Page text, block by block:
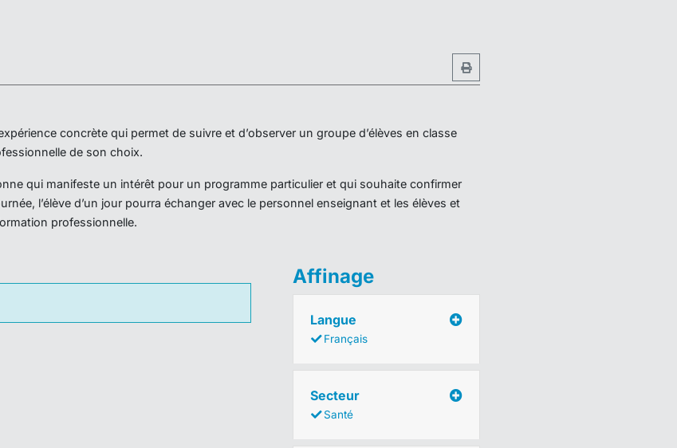
concrète qui permet de suivre et d’observer un groupe d’élèves en classe
de son choix.
qui manifeste un intérêt pour un programme particulier et qui souhaite confirmer
l’élève d’un jour pourra échanger avec le personnel enseignant et les élèves et
professionnelle.
Affinage
Langue
Français
Secteur
Santé